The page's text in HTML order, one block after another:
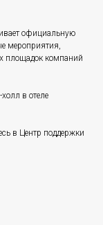
официальную
мероприятия,
площадок компаний
в отеле
в Центр поддержки